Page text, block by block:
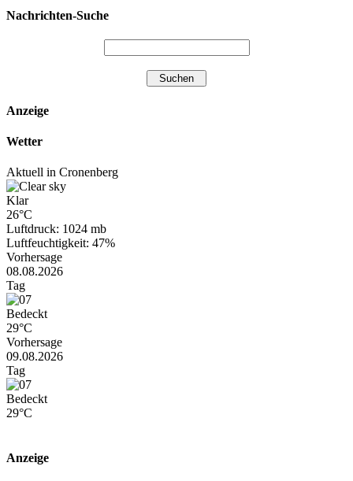
Nachrichten-Suche
Anzeige
Wetter
Aktuell in Cronenberg
Klar
26°C
Luftdruck: 1024 mb
Luftfeuchtigkeit: 47%
Vorhersage
08.08.2026
Tag
Bedeckt
29°C
Vorhersage
09.08.2026
Tag
Bedeckt
29°C
Anzeige